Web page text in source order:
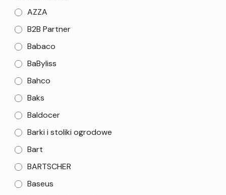
AZZA
B2B Partner
Babaco
BaByliss
Bahco
Baks
Baldocer
Barki i stoliki ogrodowe
Bart
BARTSCHER
Baseus